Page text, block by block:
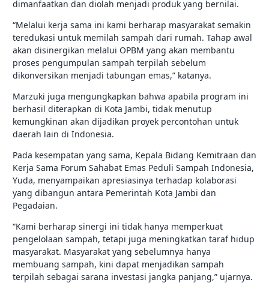
dimanfaatkan dan diolah menjadi produk yang bernilai.
“Melalui kerja sama ini kami berharap masyarakat semakin
teredukasi untuk memilah sampah dari rumah. Tahap awal
akan disinergikan melalui OPBM yang akan membantu
proses pengumpulan sampah terpilah sebelum
dikonversikan menjadi tabungan emas,” katanya.
Marzuki juga mengungkapkan bahwa apabila program ini
berhasil diterapkan di Kota Jambi, tidak menutup
kemungkinan akan dijadikan proyek percontohan untuk
daerah lain di Indonesia.
Pada kesempatan yang sama, Kepala Bidang Kemitraan dan
Kerja Sama Forum Sahabat Emas Peduli Sampah Indonesia,
Yuda, menyampaikan apresiasinya terhadap kolaborasi
yang dibangun antara Pemerintah Kota Jambi dan
Pegadaian.
“Kami berharap sinergi ini tidak hanya memperkuat
pengelolaan sampah, tetapi juga meningkatkan taraf hidup
masyarakat. Masyarakat yang sebelumnya hanya
membuang sampah, kini dapat menjadikan sampah
terpilah sebagai sarana investasi jangka panjang,” ujarnya.